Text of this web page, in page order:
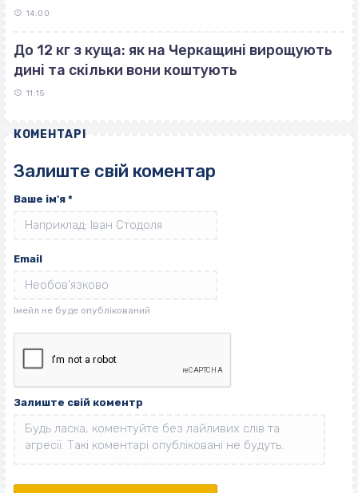
14:00
До 12 кг з куща: як на Черкащині вирощують
дині та скільки вони коштують
11:15
КОМЕНТАРІ
Залиште свій коментар
Ваше ім'я *
Email
Залиште свій коментр